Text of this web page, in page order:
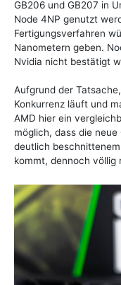
GB206 und GB207 in
Node 4NP genutzt
Fertigungsverfahren
Nanometern geben.
Nvidia nicht bestätigt
Aufgrund der
Konkurrenz läuft und
AMD hier ein
möglich, dass die
deutlich
kommt, dennoch völlig